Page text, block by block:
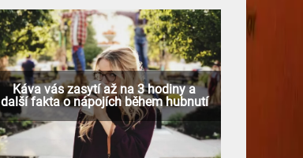
Káva vás zasytí až na 3 hodiny a
další fakta o nápojích během hubnutí